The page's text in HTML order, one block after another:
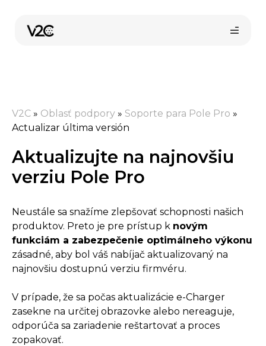
Kúpiť online
V2C » Oblasť podpory » Soporte para Pole Pro »
Actualizar última versión
Aktualizujte na najnovšiu
verziu Pole Pro
Neustále sa snažíme zlepšovať schopnosti našich
produktov. Preto je pre prístup k novým
funkciám a zabezpečenie optimálneho výkonu
zásadné, aby bol váš nabíjač aktualizovaný na
najnovšiu dostupnú verziu firmvéru.
V prípade, že sa počas aktualizácie e-Charger
zasekne na určitej obrazovke alebo nereaguje,
odporúča sa zariadenie reštartovať a proces
zopakovať.